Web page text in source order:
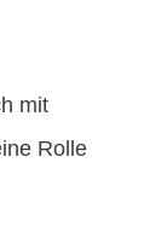
mit
Rolle